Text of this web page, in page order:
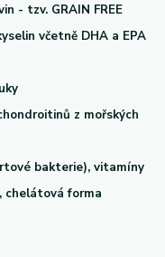
- tzv. GRAIN FREE
včetně DHA a EPA
z mořských
bakterie), vitamíny
chelátová forma